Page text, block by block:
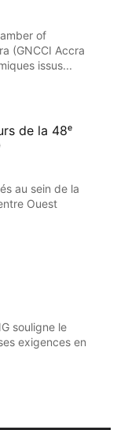
of
(GNCCI Accra
issus...
de la 48ᵉ
au sein de la
Ouest
souligne le
exigences en